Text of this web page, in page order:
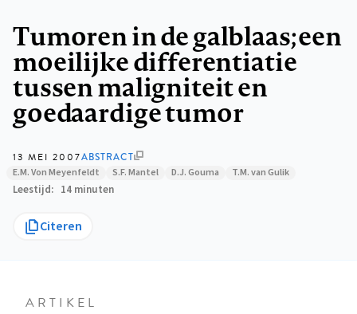
Tumoren in de galblaas; een
moeilijke differentiatie
tussen maligniteit en
goedaardige tumor
13 MEI 2007ABSTRACT
E.M. Von Meyenfeldt S.F. Mantel D.J. Gouma T.M. van Gulik
Leestijd 14 minuten
Citeren
ARTIKEL